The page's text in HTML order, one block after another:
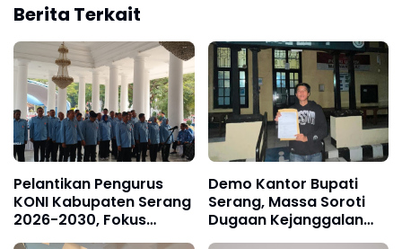
Berita Terkait
Pelantikan Pengurus
KONI Kabupaten Serang
2026-2030, Fokus
Hadapi Porprov Banten
Demo Kantor Bupati
Serang, Massa Soroti
Dugaan Kejanggalan
Pengadaan Setda